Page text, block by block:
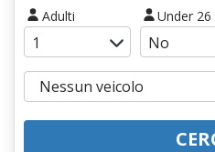
Adulti Under 26